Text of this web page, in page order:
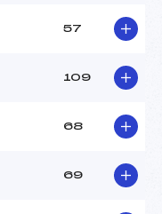
57
109
68
69